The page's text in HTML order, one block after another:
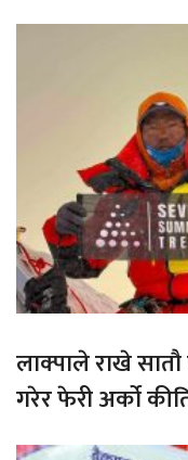
लाक्पाले राखे
गरेर फेरी अर्को